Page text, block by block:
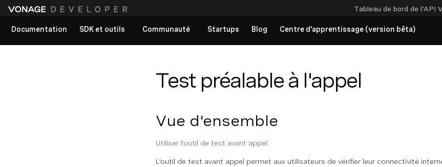
Tableau de bord de l'API
Documentation
SDK et outils Communauté Startups Blog Centre d'apprentissage (version bêta)
Test préalable à l'appel
Vue d'ensemble
Utiliser l'outil de test avant appel
L'outil de test avant appel permet aux utilisateurs de vérifier leur connectivité